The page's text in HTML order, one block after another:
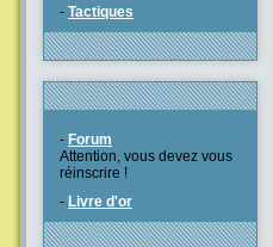
- Tactiques
- Forum
Attention, vous devez vous
réinscrire !
- Livre d'or